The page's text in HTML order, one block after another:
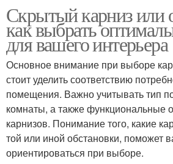
Скрытый карниз или
как выбрать
для вашего интерьера
Основное внимание при выборе
стоит уделить соответствию
помещения. Важно учитывать тип
комнаты, а также функциональные
карнизов. Понимание того, какие
той или иной обстановки, поможет
ориентироваться при выборе.